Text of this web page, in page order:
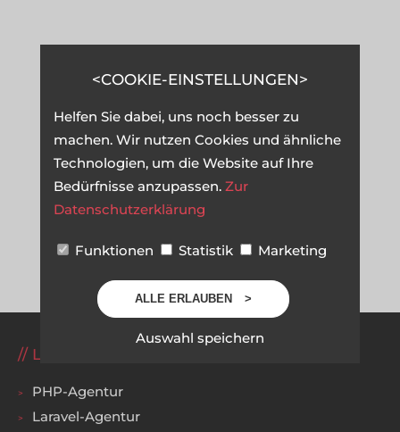
LEISTUNGEN
PHP-Agentur
Laravel-Agentur
COOKIE-EINSTELLUNGEN
Helfen Sie dabei, uns noch besser zu
machen. Wir nutzen Cookies und ähnliche
Technologien, um die Website auf Ihre
Bedürfnisse anzupassen. Zur
Datenschutzerklärung
Funktionen Statistik Marketing
ALLE ERLAUBEN
Auswahl speichern